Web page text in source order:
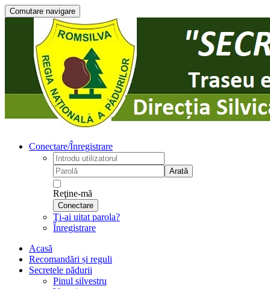
Comutare navigare
Conectare/Înregistrare
Arată
Reţine-mă
Conectare
Ţi-ai uitat parola?
Înregistrare
Acasă
Recomandări și reguli
Secretele pădurii
Pinul silvestru